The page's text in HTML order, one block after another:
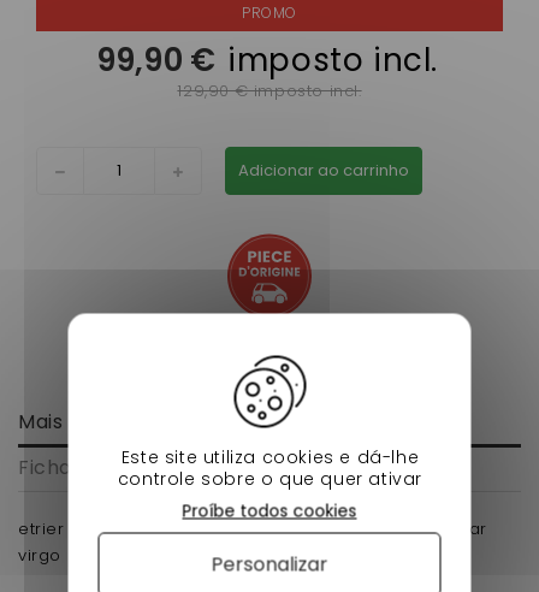
99,90 € imposto incl.
129,90 € imposto incl.
Adicionar ao carrinho
Mais informação
Ficha de dados
etrier de frein droit ou gauche avant 170 mm microcar
virgo mc1 mc2 et chatenet stella
Este site utiliza cookies e dá-lhe
controle sobre o que quer ativar
Proíbe todos cookies
Personalizar